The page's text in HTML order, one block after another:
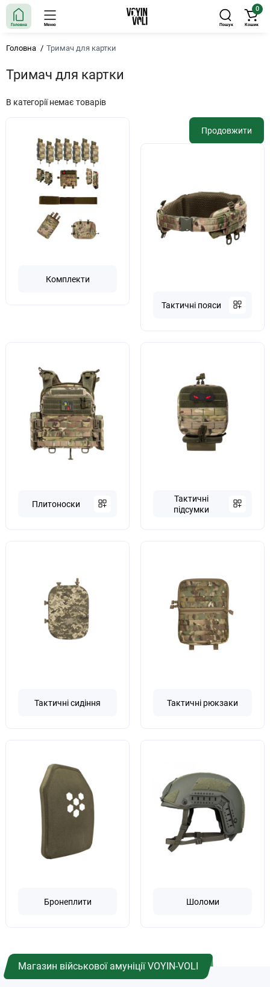
Головна Меню Пошук
0
Кошик
Головна Тримач для картки
Тримач для картки
В категорії немає товарів
Продовжити
Комплекти
Тактичні пояси
Плитоноски
Тактичні
підсумки
Тактичні сидіння Тактичні рюкзаки
Бронеплити Шоломи
Магазин військової амуніції VOYIN-VOLI